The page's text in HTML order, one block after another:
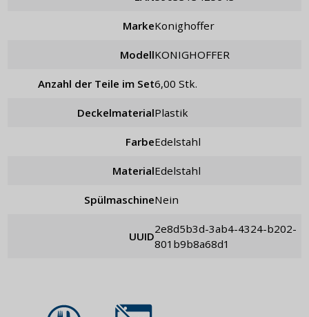
Marke Konighoffer
Modell KONIGHOFFER
Anzahl der Teile im Set 6,00 Stk.
Deckelmaterial Plastik
Farbe Edelstahl
Material Edelstahl
Spülmaschine Nein
UUID
2e8d5b3d-3ab4-4324-b202-
801b9b8a68d1